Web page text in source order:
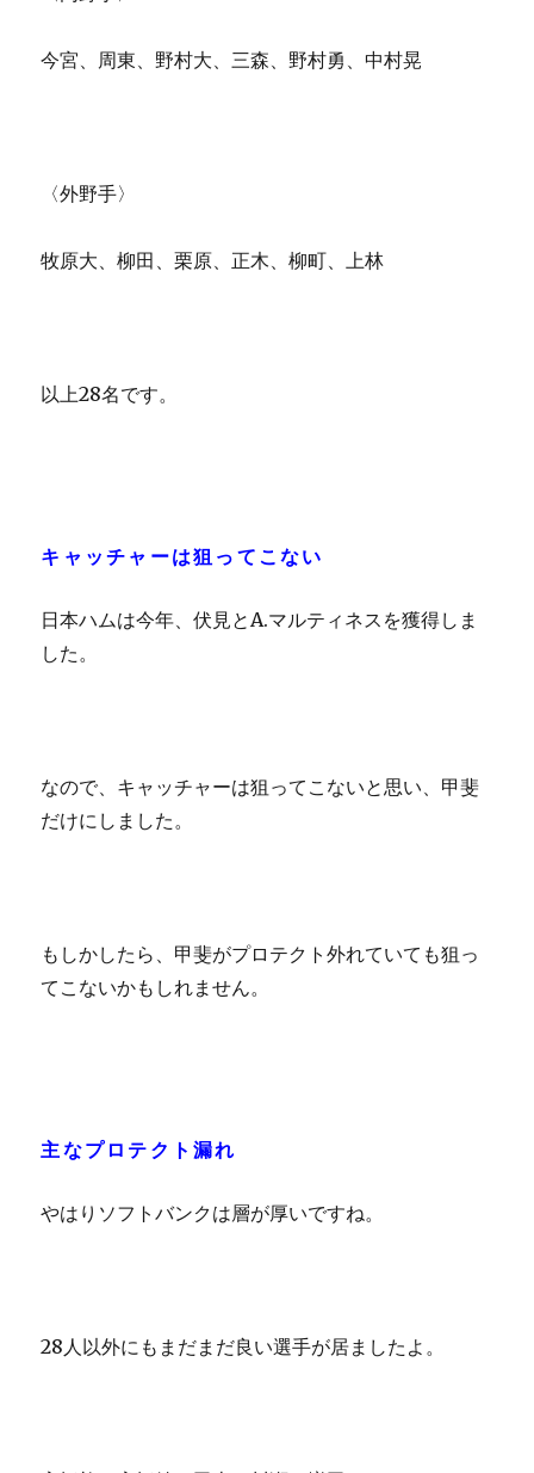
今宮、周東、野村大、三森、野村勇、中村晃
〈外野手〉
牧原大、柳田、栗原、正木、柳町、上林
以上28名です。
キャッチャーは狙ってこない
日本ハムは今年、伏見とA.マルティネスを獲得しま
した。
なので、キャッチャーは狙ってこないと思い、甲斐
だけにしました。
もしかしたら、甲斐がプロテクト外れていても狙っ
てこないかもしれません。
主なプロテクト漏れ
やはりソフトバンクは層が厚いですね。
28人以外にもまだまだ良い選手が居ましたよ。